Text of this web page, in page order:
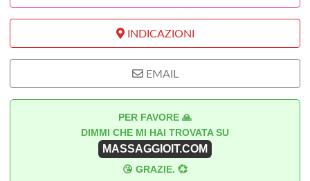
INDICAZIONI
EMAIL
PER FAVORE 🙏
DIMMI CHE MI HAI TROVATA SU
MASSAGGIOIT.COM
😘 GRAZIE. 💞